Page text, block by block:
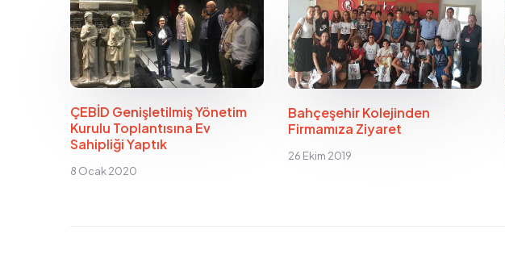
ÇEBİD Genişletilmiş Yönetim
Kurulu Toplantısına Ev
Sahipliği Yaptık
8 Ocak 2020
Bahçeşehir Kolejinden
Firmamıza Ziyaret
26 Ekim 2019